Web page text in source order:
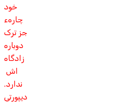
خود
چارهء
جز ترک
دوباره
زادگاه
اش
ندارد.
ديپورتي